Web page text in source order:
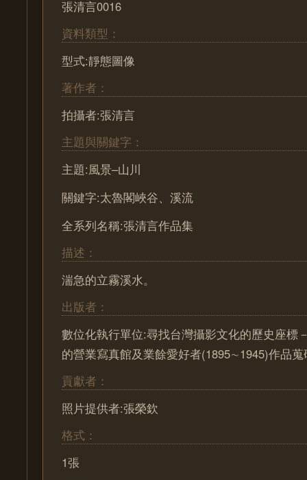
張清言0016
資料類型：
型式:靜態圖像
著作者：
拍攝者:張清言
主題與關鍵字：
主題:風景–山川
關鍵字:太魯閣峽谷、溪流
全系列名稱:張清言作品集
描述：
湍急的立霧溪水。
出版者：
數位化執行單位:尋找台灣攝影文化的歷史座標
的營業寫真館及業餘愛好者(1895∼1945)作品
貢獻者：
照片提供者:張榮欽
格式：
1張